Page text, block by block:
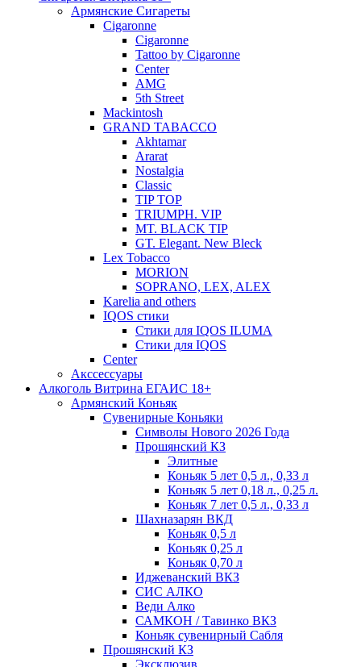
Армянские Сигареты
Cigaronne
Cigaronne
Tattoo by Cigaronne
Center
AMG
5th Street
Mackintosh
GRAND TABACCO
Akhtamar
Ararat
Nostalgia
Classic
TIP TOP
TRIUMPH. VIP
MT. BLACK TIP
GT. Elegant. New Bleck
Lex Tobacco
MORION
SOPRANO, LEX, ALEX
Karelia and others
IQOS стики
Стики для IQOS ILUMA
Стики для IQOS
Сenter
Акссессуары
Алкоголь Витрина ЕГАИС 18+
Армянский Коньяк
Сувенирные Коньяки
Символы Нового 2026 Года
Прошянский КЗ
Элитные
Коньяк 5 лет 0,5 л., 0,33 л
Коньяк 5 лет 0,18 л., 0,25 л.
Коньяк 7 лет 0,5 л., 0,33 л
Шахназарян ВКД
Коньяк 0,5 л
Коньяк 0,25 л
Коньяк 0,70 л
Иджеванский ВКЗ
СИС АЛКО
Веди Алко
САМКОН / Тавинко ВКЗ
Коньяк сувенирный Сабля
Прошянский КЗ
Эксклюзив